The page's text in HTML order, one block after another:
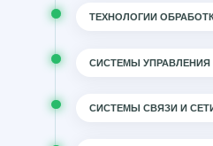
ТЕХНОЛОГИИ
СИСТЕМЫ
СИСТЕМЫ СВЯЗИ И